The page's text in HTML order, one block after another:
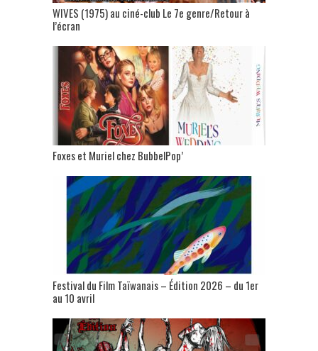
WIVES (1975) au ciné-club Le 7e genre/Retour à
l’écran
Foxes et Muriel chez BubbelPop’
Festival du Film Taïwanais – Édition 2026 – du 1er
au 10 avril